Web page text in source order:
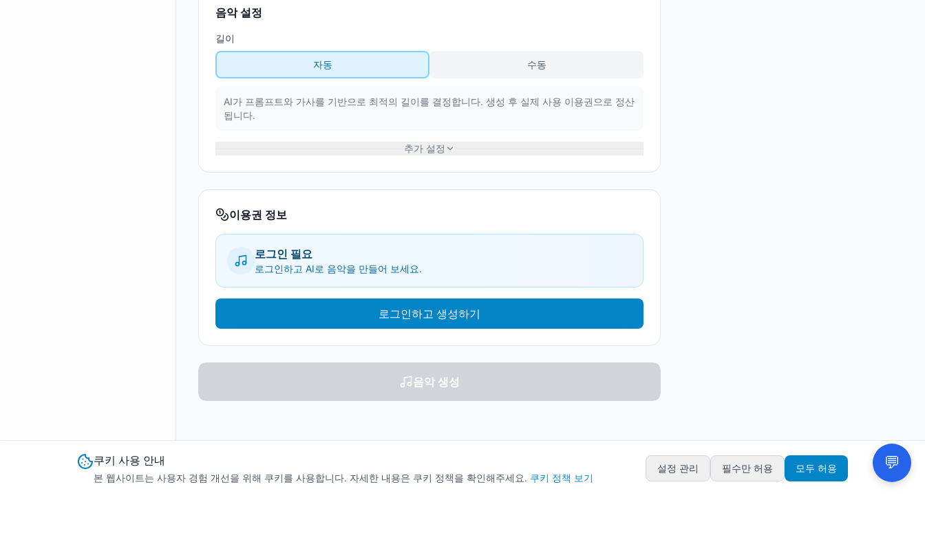
음악 설정
길이
자동 수동
AI가 프롬프트와 가사를 기반으로 최적의 길이를 결정합니다. 생성 후 실제 사용 이용권으로 정산
됩니다.
추가 설정
이용권 정보
로그인 필요
로그인하고 AI로 음악을 만들어 보세요.
로그인하고 생성하기
음악 생성
쿠키 사용 안내
본 웹사이트는 사용자 경험 개선을 위해 쿠키를 사용합니다. 자세한 내용은 쿠키 정책을 확인해주세요. 쿠키 정책 보기
설정 관리 필수만 허용 모두 허용